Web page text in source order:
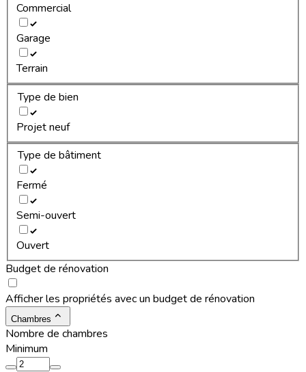
Commercial
Garage
Terrain
Type de bien
Projet neuf
Type de bâtiment
Fermé
Semi-ouvert
Ouvert
Budget de rénovation
Afficher les propriétés avec un budget de rénovation
Chambres
Nombre de chambres
Minimum